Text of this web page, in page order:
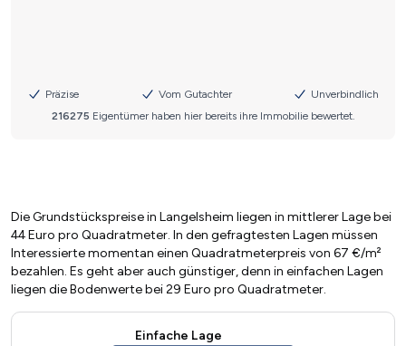
Die Grundstückspreise in Langelsheim liegen in mittlerer Lage bei
44 Euro pro Quadratmeter. In den gefragtesten Lagen müssen
Interessierte momentan einen Quadratmeterpreis von 67 €/m²
bezahlen. Es geht aber auch günstiger, denn in einfachen Lagen
liegen die Bodenwerte bei 29 Euro pro Quadratmeter.
Einfache Lage